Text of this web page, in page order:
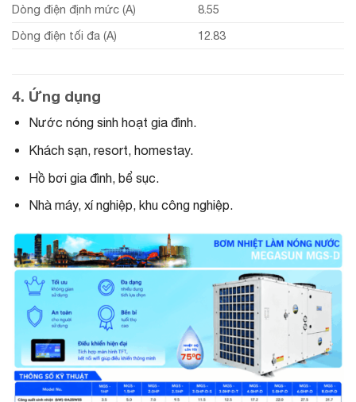
Dòng điện định mức (A)
8.55
Dòng điện tối đa (A)
12.83
4. Ứng dụng
Nước nóng sinh hoạt gia đình.
Khách sạn, resort, homestay.
Hồ bơi gia đình, bể sục.
Nhà máy, xí nghiệp, khu công nghiệp.